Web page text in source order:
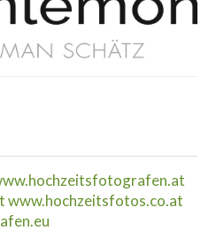
www.hochzeitsfotos.co.at